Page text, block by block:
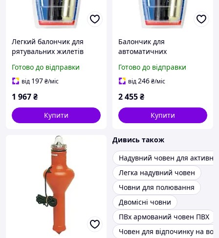
Легкий балончик для
рятувальних жилетів
актуатором UML-5 вага 33
г італійська якість
Готово до відправки
від 197₴/міс
1 967₴
Купити
Балончик для
автоматичних
Osculati 180 H 38 г з
актуатором UML-5 для
Готово до відправки
від246₴/міс
2 455₴
Купити
Дивись також
Надувний човен для
Легка надувний човен
Човни для полювання
Двомісні човни
ПВх армований човен ПВХ
Човен для відпочинку на воді